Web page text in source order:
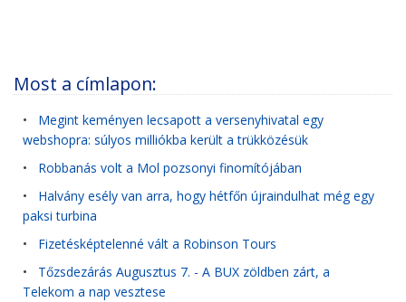
Most a címlapon:
• Megint keményen lecsapott a versenyhivatal egy
webshopra: súlyos milliókba került a trükközésük
• Robbanás volt a Mol pozsonyi finomítójában
• Halvány esély van arra, hogy hétfőn újraindulhat még egy
paksi turbina
• Fizetésképtelenné vált a Robinson Tours
• Tőzsdezárás Augusztus 7. - A BUX zöldben zárt, a
Telekom a nap vesztese